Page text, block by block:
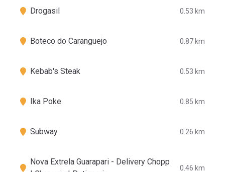
Drogasil 0.53 km
Boteco do Caranguejo 0.87 km
Kebab's Steak 0.53 km
Ika Poke 0.85 km
Subway 0.26 km
Nova Extrela Guarapari - Delivery Chopp
0.46 km